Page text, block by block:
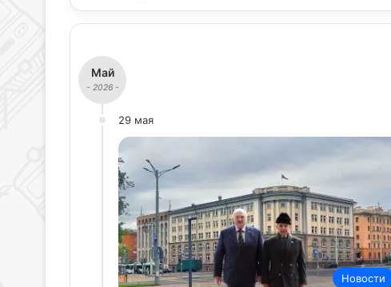
Май
- 2026 -
29 мая
Новости